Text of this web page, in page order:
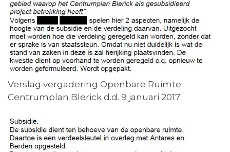
Verslag vergadering Openbare Ruimte
Centrumplan Blerick d.d. 9 januari 2017: